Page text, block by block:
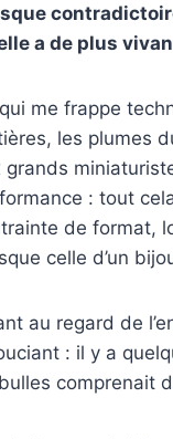
a de plus
me frappe
les plumes
grands
: tout
de format,
celle d’un
au regard de
: il y a
comprenait